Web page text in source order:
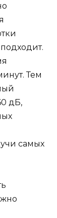
Тем
дБ,
самых